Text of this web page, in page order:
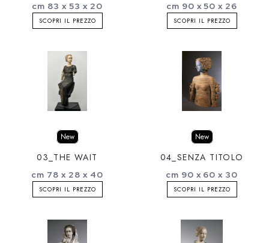
cm 83 x 53 x 20
SCOPRI IL PREZZO
cm 90 x 50 x 26
SCOPRI IL PREZZO
New
03_THE WAIT
cm 78 x 28 x 40
SCOPRI IL PREZZO
New
04_SENZA TITOLO
cm 90 x 60 x 30
SCOPRI IL PREZZO